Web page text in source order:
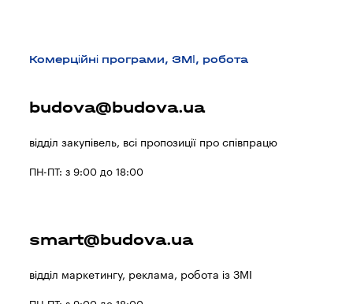
Комерційні програми, ЗМІ, робота
budova@budova.ua
відділ закупівель, всі пропозиції про співпрацю
ПН-ПТ: з 9:00 до 18:00
smart@budova.ua
відділ маркетингу, реклама, робота із ЗМІ